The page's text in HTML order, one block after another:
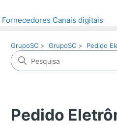
Fornecedores Canais digitais
GrupoSC GrupoSC Pedido
Pedido